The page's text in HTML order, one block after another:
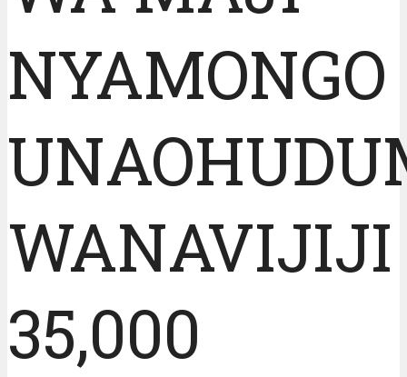
NYAMONGO
WANAVIJIJI
35,000